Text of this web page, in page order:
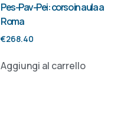
Pes-Pav-Pei: corso in aula a
Roma
€268.40
Aggiungi al carrello